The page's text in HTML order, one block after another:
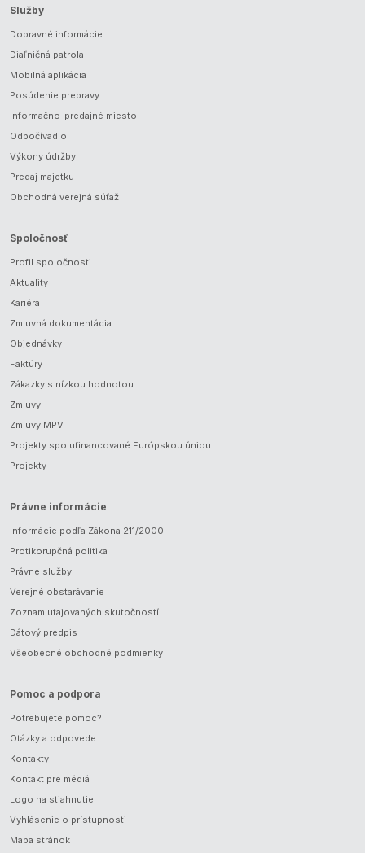
Služby
Dopravné informácie
Diaľničná patrola
Mobilná aplikácia
Posúdenie prepravy
Informačno-predajné miesto
Odpočívadlo
Výkony údržby
Predaj majetku
Obchodná verejná súťaž
Spoločnosť
Profil spoločnosti
Aktuality
Kariéra
Zmluvná dokumentácia
Objednávky
Faktúry
Zákazky s nízkou hodnotou
Zmluvy
Zmluvy MPV
Projekty spolufinancované Európskou úniou
Projekty
Právne informácie
Informácie podľa Zákona 211/2000
Protikorupčná politika
Právne služby
Verejné obstarávanie
Zoznam utajovaných skutočností
Dátový predpis
Všeobecné obchodné podmienky
Pomoc a podpora
Potrebujete pomoc?
Otázky a odpovede
Kontakty
Kontakt pre médiá
Logo na stiahnutie
Vyhlásenie o prístupnosti
Mapa stránok